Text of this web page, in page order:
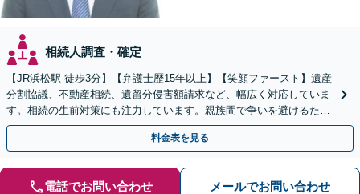
相続人調査・確定
【JR浜松駅 徒歩3分】【弁護士歴15年以上】【笑顔ファースト】遺産
分割協議、不動産相続、遺留分侵害額請求など、幅広く対応していま
す。相続の生前対策にも注力しています。親族間で争いを避けるため
にも、お早めにご相談ください。【初回面談無料】
料金表を見る
電話でお問い合わせ メールでお問い合わせ